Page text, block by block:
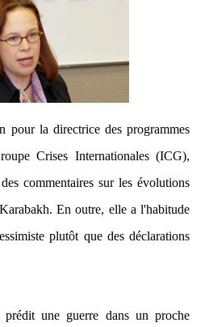
pour la directrice des programmes
Crises Internationales (ICG),
commentaires sur les évolutions
En outre, elle a l'habitude
plutôt que des déclarations
une guerre dans un proche